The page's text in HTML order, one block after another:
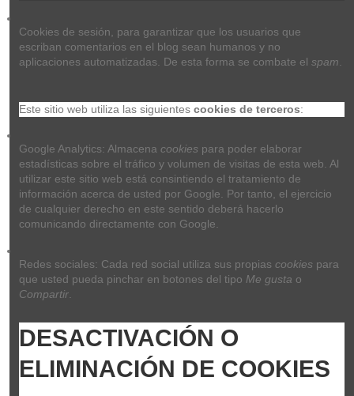
Cookies de sesión, para garantizar que los usuarios que
escriban comentarios en el blog sean humanos y no
aplicaciones automatizadas. De esta forma se combate el spam
Este sitio web utiliza las siguientes cookies de terceros:
Google Analytics: Almacena cookies para poder elaborar
estadísticas sobre el tráfico y volumen de visitas de esta web. Al
utilizar este sitio web está consintiendo el tratamiento de
información acerca de usted por Google. Por tanto, el ejercicio
de cualquier derecho en este sentido deberá hacerlo
comunicando directamente con Google.
Redes sociales: Cada red social utiliza sus propias cookies para
que usted pueda pinchar en botones del tipo Me gusta
Compartir
DESACTIVACIÓN O
ELIMINACIÓN DE COOKIES